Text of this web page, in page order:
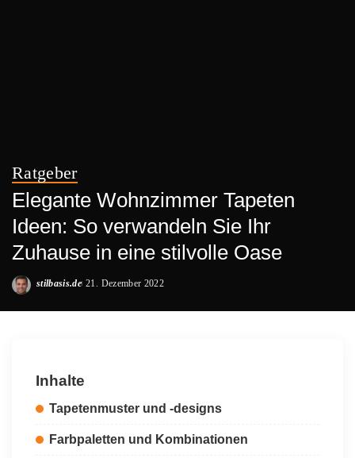
Ratgeber
Elegante Wohnzimmer Tapeten
Ideen: So verwandeln Sie Ihr
Zuhause in eine stilvolle Oase
Posted
stilbasis.de 21. Dezember 2022
Inhalte
Tapetenmuster und -designs
Farbpaletten und Kombinationen